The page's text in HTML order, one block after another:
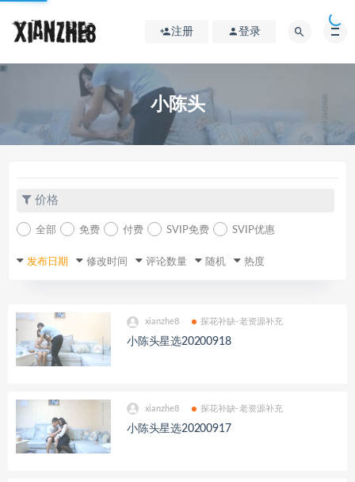
注册 登录
小陈头
价格
全部 免费 付费 SVIP免费 SVIP优惠
发布日期 修改时间 评论数量 随机 热度
xianzhe8 探花补缺-老资源补充
小陈头星选20200918
xianzhe8 探花补缺-老资源补充
小陈头星选20200917